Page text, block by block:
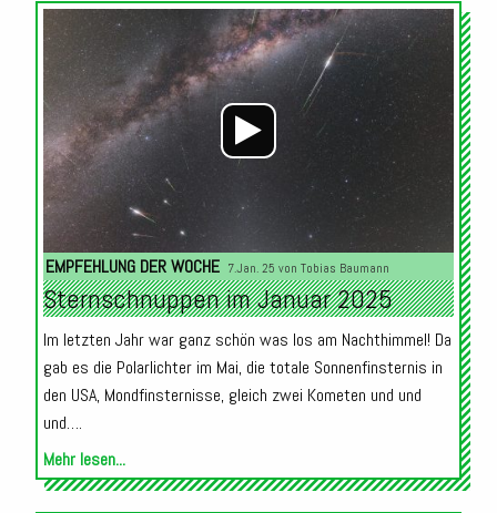
Audio-
Player
EMPFEHLUNG DER WOCHE 7.Jan. 25 von Tobias Baumann
Sternschnuppen im Januar 2025
Im letzten Jahr war ganz schön was los am Nachthimmel! Da
gab es die Polarlichter im Mai, die totale Sonnenfinsternis in
den USA, Mondfinsternisse, gleich zwei Kometen und und
und….
Mehr lesen...